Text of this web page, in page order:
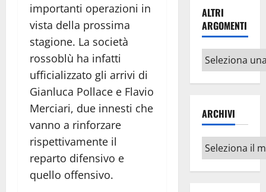
importanti operazioni in
vista della prossima
stagione. La società
rossoblù ha infatti
ufficializzato gli arrivi di
Gianluca Pollace e Flavio
Merciari, due innesti che
vanno a rinforzare
rispettivamente il
reparto difensivo e
quello offensivo.
ALTRI
ARGOMENTI
Altri
argomenti
ARCHIVI
Archivi